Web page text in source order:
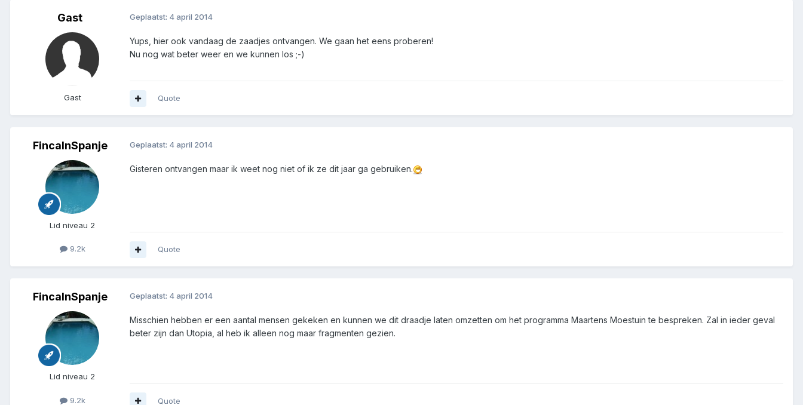
Gast
Gast
Geplaatst: 4 april 2014
Yups, hier ook vandaag de zaadjes ontvangen. We gaan het eens proberen!
Nu nog wat beter weer en we kunnen los ;-)
Quote
FincaInSpanje
Lid niveau 2
9.2k
Geplaatst: 4 april 2014
Gisteren ontvangen maar ik weet nog niet of ik ze dit jaar ga gebruiken.
Quote
FincaInSpanje
Lid niveau 2
9.2k
Geplaatst: 4 april 2014
Misschien hebben er een aantal mensen gekeken en kunnen we dit draadje laten omzetten om het programma Maartens Moestuin te bespreken. Zal in ieder geval
beter zijn dan Utopia, al heb ik alleen nog maar fragmenten gezien.
Quote